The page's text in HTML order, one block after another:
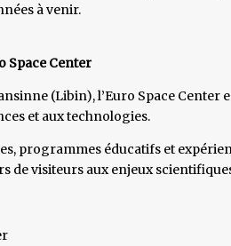
à venir.
Space Center
(Libin), l’Euro Space
et aux technologies.
programmes éducatifs et
de visiteurs aux enjeux